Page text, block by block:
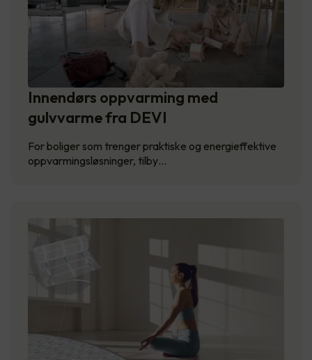
Innendørs oppvarming med
gulvvarme fra DEVI
For boliger som trenger praktiske og energieffektive
oppvarmingsløsninger, tilby…